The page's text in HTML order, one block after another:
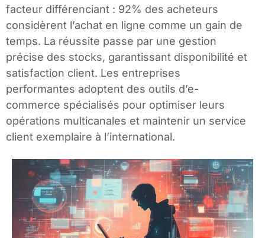
facteur différenciant : 92% des acheteurs
considèrent l’achat en ligne comme un gain de
temps. La réussite passe par une gestion
précise des stocks, garantissant disponibilité et
satisfaction client. Les entreprises
performantes adoptent des outils d’e-
commerce spécialisés pour optimiser leurs
opérations multicanales et maintenir un service
client exemplaire à l’international.